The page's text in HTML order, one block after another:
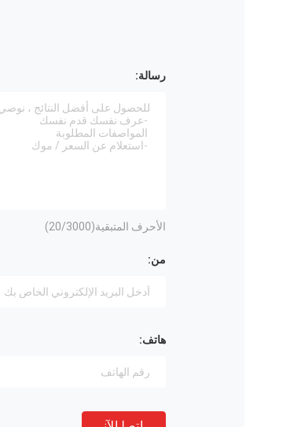
رسالة:
الأحرف المتبقية( 20/3000)
من:
هاتف: